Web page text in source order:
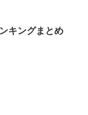
キングまとめ